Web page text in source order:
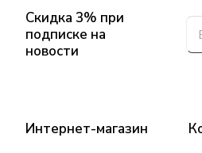
Скидка 3% при
подписке на
новости
Интернет-магазин